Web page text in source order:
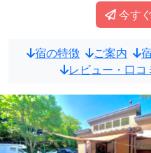
今す
宿の特徴 ご案内
レビュー・口コ